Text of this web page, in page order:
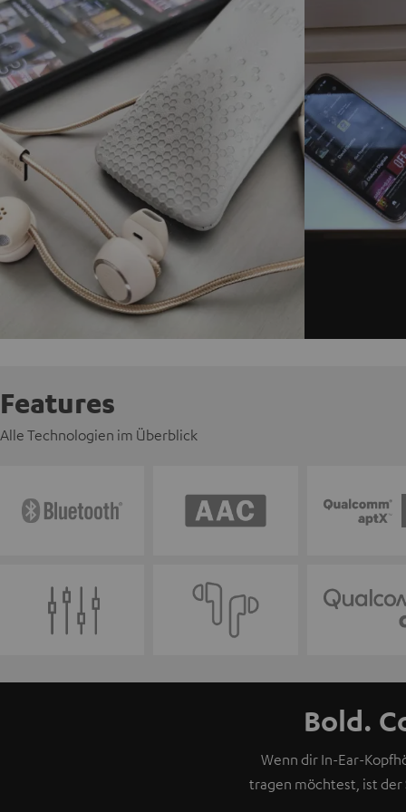
Features
Alle Technologien im Überblick
Bold.
Wenn dir In-Ear-
tragen möchtest, ist der